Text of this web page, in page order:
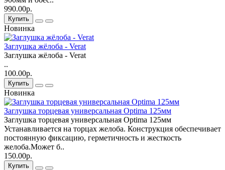
990.00р.
Купить
Новинка
Заглушка жёлоба - Verat
Заглушка жёлоба - Verat
..
100.00р.
Купить
Новинка
Заглушка торцевая универсальная Optima 125мм
Заглушка торцевая универсальная Optima 125мм
Устанавливается на торцах желоба. Конструкция обеспечивает
постоянную фиксацию, герметичность и жесткость
желоба.Может б..
150.00р.
Купить